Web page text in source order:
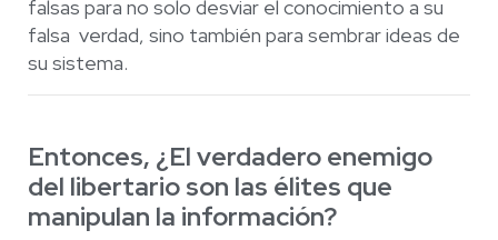
falsas para no solo desviar el conocimiento a su
falsa verdad, sino también para sembrar ideas de
su sistema.
Entonces, ¿El verdadero enemigo
del libertario son las élites que
manipulan la información?